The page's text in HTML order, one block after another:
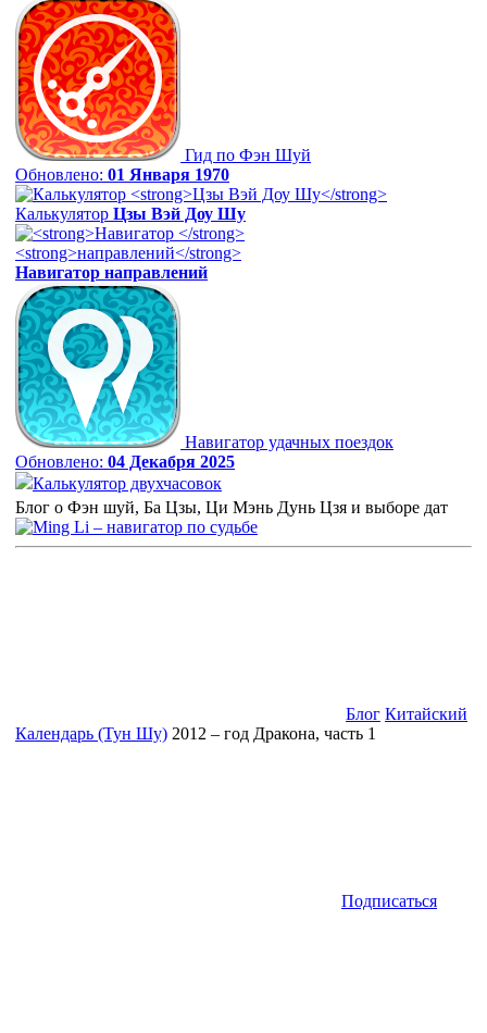
Гид по Фэн Шуй
Обновлено: 01 Января 1970
Калькулятор Цзы Вэй Доу Шу
Навигатор направлений
Навигатор удачных поездок
Обновлено: 04 Декабря 2025
Калькулятор двухчасовок
Блог о Фэн шуй, Ба Цзы, Ци Мэнь Дунь Цзя и выборе дат
Блог Китайский
Календарь (Тун Шу) 2012 – год Дракона, часть 1
Подписаться